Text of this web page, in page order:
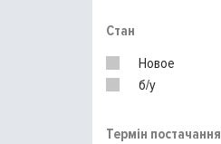
Стан
Новое
б/у
Термін постачання